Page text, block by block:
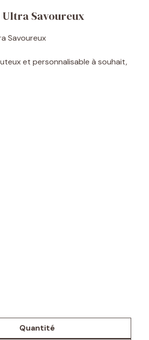
Savoureux
et personnalisable à souhait,
Quantité